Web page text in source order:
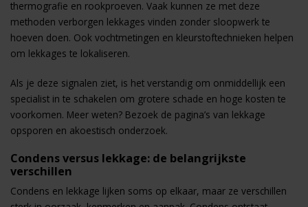
thermografie en rookproeven. Vaak kunnen ze met deze
methoden verborgen lekkages vinden zonder sloopwerk te
hoeven doen. Ook vochtmetingen en kleurstoftechnieken helpen
om lekkages te lokaliseren.
Als je deze signalen ziet, is het verstandig om onmiddellijk een
specialist in te schakelen om grotere schade en hoge kosten te
voorkomen. Meer weten? Bezoek de pagina’s van lekkage
opsporen en akoestisch onderzoek.
Condens versus lekkage: de belangrijkste
verschillen
Condens en lekkage lijken soms op elkaar, maar ze verschillen